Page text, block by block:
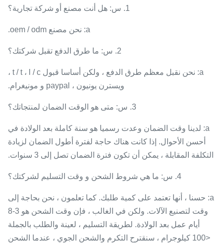
1. س: هل أنت مصنع أو شركة تجارية؟
a: نحن مصنع oem / odm.
2. س: ما طرق الدفع تقبل شركتك؟
a: نحن نقبل معظم طرق الدفع ، ولكن أساسا قبول t / t ، l / c ،
ويسترن يونيون ، paypal و مونيغرام.
3. س: متى هو الوقت الضمان لمنتجاتك؟
a: لدينا وقت الضمان وعدت رسميا هو سنة كاملة بعد الولادة في
أحسن الأحوال. إذا كانت هناك حاجة لفترة أطول الضمان لزيادة
التكلفة المقابلة ، يمكن أن تكون فترة الضمان تصل إلى 3 سنوات.
4. س: ما هي شروط الشحن و وقت التسليم لشركتك؟
a: حسنا ، أنها تعتمد على كمية طلبك. كما تعلمون ، نحن بحاجة إلى
وقت لتصنيع الآلات. ولكن في الغالب ، فإن وقت الشحن هو 3-8
أيام عمل بعد الولادة. لطريقة التسليم ، لعينة والطلب بالجملة
<100 كيلوجرام ، سنقترح التكرم والشحن الجوي ، عندما الشحن